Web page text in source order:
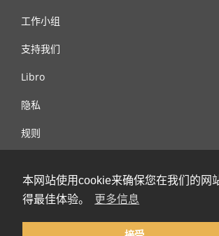
本网站使用cookie来确保您在我们的网
得最佳体验。
更多信息
工作小组
支持我们
Libro
隐私
规则